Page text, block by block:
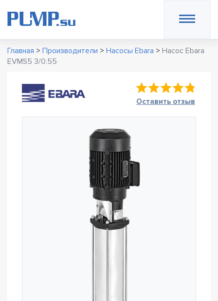
Главная > Производители > Насосы Ebara > Насос Ebara
EVMS5 3/0.55
Оставить отзыв